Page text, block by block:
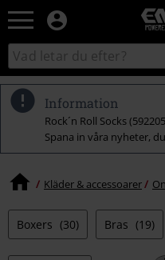
Sök
i
katalogen
Information
Rock´n Roll Socks
Spana in våra nyheter,
Kläder & accessoarer
Boxers (30) Bras (19)